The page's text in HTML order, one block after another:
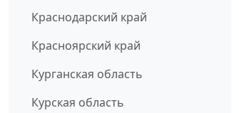
Краснодарский край
Красноярский край
Курганская область
Курская область